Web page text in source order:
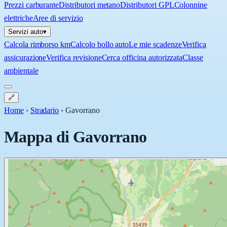
Prezzi carburanteDistributori metanoDistributori GPLColonnine
elettricheAree di servizio
Servizi auto▾
Calcola rimborso kmCalcolo bollo autoLe mie scadenzeVerifica
assicurazioneVerifica revisioneCerca officina autorizzataClasse
ambientale
🔗
Home › Stradario ›Gavorrano
Mappa di Gavorrano